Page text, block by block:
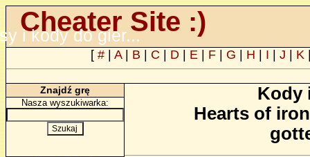
Cheater Site :)
i kody do gier...
[ # A| B C D E F G H I J K
Znajdź grę
Nasza wyszukiwarka:
Kody
Hearts of